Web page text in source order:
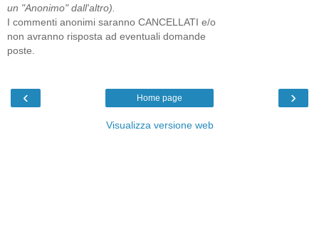
un "Anonimo" dall'altro).
I commenti anonimi saranno CANCELLATI e/o
non avranno risposta ad eventuali domande
poste.
‹ ›
Home page
Visualizza versione web